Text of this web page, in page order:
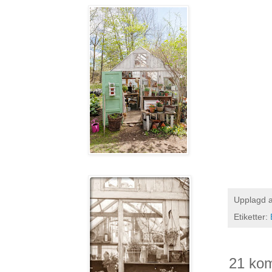
Upplagd
Etiketter:
21